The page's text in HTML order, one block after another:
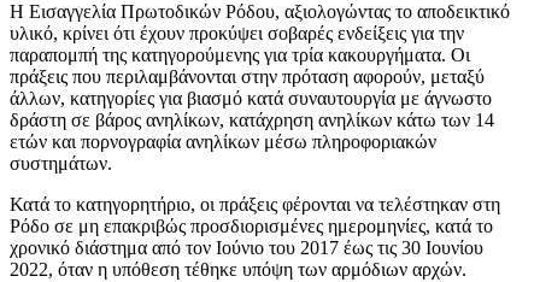
Η Εισαγγελία Πρωτοδικών Ρόδου, αξιολογώντας το αποδεικτικό
υλικό, κρίνει ότι έχουν προκύψει σοβαρές ενδείξεις για την
παραπομπή της κατηγορούμενης για τρία κακουργήματα. Οι
πράξεις που περιλαμβάνονται στην πρόταση αφορούν, μεταξύ
άλλων, κατηγορίες για βιασμό κατά συναυτουργία με άγνωστο
δράστη σε βάρος ανηλίκων, κατάχρηση ανηλίκων κάτω των 14
ετών και πορνογραφία ανηλίκων μέσω πληροφοριακών
συστημάτων.
Κατά το κατηγορητήριο, οι πράξεις φέρονται να τελέστηκαν στη
Ρόδο σε μη επακριβώς προσδιορισμένες ημερομηνίες, κατά το
χρονικό διάστημα από τον Ιούνιο του 2017 έως τις 30 Ιουνίου
2022, όταν η υπόθεση τέθηκε υπόψη των αρμόδιων αρχών.